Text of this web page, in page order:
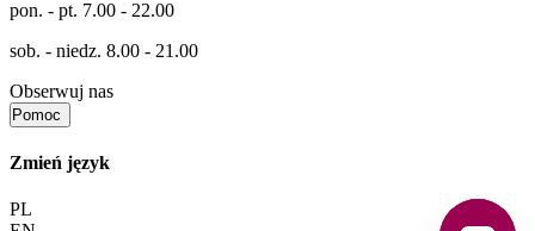
pon. - pt. 7.00 - 22.00
sob. - niedz. 8.00 - 21.00
Obserwuj nas
Pomoc
Zmień język
PL